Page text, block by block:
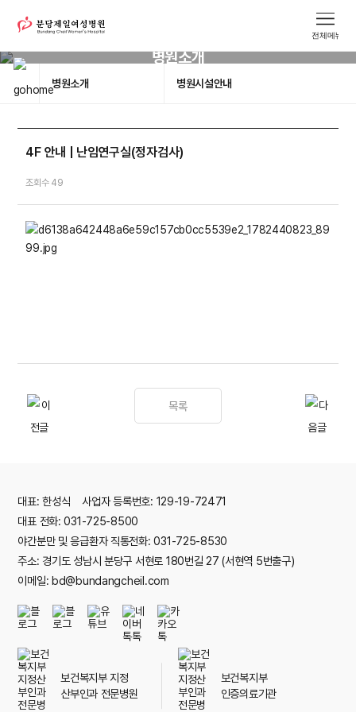
병원소개
병원소개 병원시설안내
4F 안내 | 난임연구실(정자검사)
조회수 49
목록
대표: 한성식 사업자 등록번호: 129-19-72471
대표 전화: 031-725-8500
야간분만 및 응급환자 직통전화: 031-725-8530
주소: 경기도 성남시 분당구 서현로 180번길 27 (서현역 5번출구)
이메일: bd@bundangcheil.com
보건복지부 지정
산부인과 전문병원
보건복지부
인증의료기관